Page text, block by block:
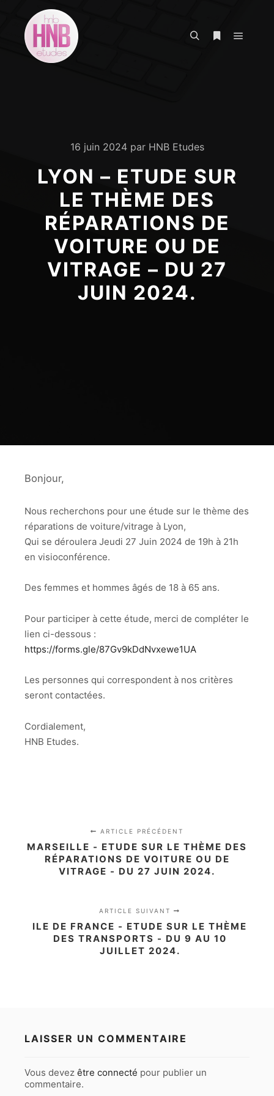
16 juin 2024par HNB Etudes
LYON – ETUDE SUR
LE THÈME DES
RÉPARATIONS DE
VOITURE OU DE
VITRAGE – DU 27
JUIN 2024.
Bonjour,
Nous recherchons pour une étude sur le thème des
réparations de voiture/vitrage à Lyon,
Qui se déroulera Jeudi 27 Juin 2024 de 19h à 21h
en visioconférence.
Des femmes et hommes âgés de 18 à 65 ans.
Pour participer à cette étude, merci de compléter le
lien ci-dessous :
https://forms.gle/87Gv9kDdNvxewe1UA
Les personnes qui correspondent à nos critères
seront contactées.
Cordialement,
HNB Etudes.
ARTICLE PRÉCÉDENT
MARSEILLE - ETUDE SUR LE THÈME DES
RÉPARATIONS DE VOITURE OU DE
VITRAGE - DU 27 JUIN 2024.
ARTICLE SUIVANT
ILE DE FRANCE - ETUDE SUR LE THÈME
DES TRANSPORTS - DU 9 AU 10
JUILLET 2024.
LAISSER UN COMMENTAIRE
Vous devez être connecté pour publier un
commentaire.